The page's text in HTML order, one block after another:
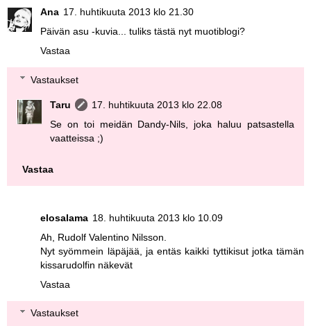
Ana 17. huhtikuuta 2013 klo 21.30
Päivän asu -kuvia... tuliks tästä nyt muotiblogi?
Vastaa
Vastaukset
Taru
17. huhtikuuta 2013 klo 22.08
Se on toi meidän Dandy-Nils, joka haluu patsastella
vaatteissa ;)
Vastaa
elosalama 18. huhtikuuta 2013 klo 10.09
Ah, Rudolf Valentino Nilsson.
Nyt syömmein läpäjää, ja entäs kaikki tyttikisut jotka tämän
kissarudolfin näkevät
Vastaa
Vastaukset